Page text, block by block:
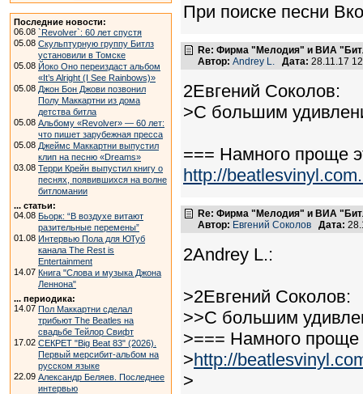
Последние новости:
06.08 `Revolver`: 60 лет спустя
05.08 Скульптурную группу Битлз
установили в Томске
05.08 Йоко Оно переиздаст альбом
«It’s Alright (I See Rainbows)»
05.08 Джон Бон Джови позвонил
Полу Маккартни из дома
детства битла
05.08 Альбому «Revolver» — 60 лет:
что пишет зарубежная пресса
05.08 Джеймс Маккартни выпустил
клип на песню «Dreams»
03.08 Терри Крейн выпустил книгу о
песнях, появившихся на волне
битломании
... статьи:
04.08 Бьорк: “В воздухе витают
разительные перемены”
01.08 Интервью Пола для ЮТуб
канала The Rest is
Entertainment
14.07 Книга "Слова и музыка Джона
Леннона"
... периодика:
14.07 Пол Маккартни сделал
трибьют The Beatles на
свадьбе Тейлор Свифт
17.02 СЕКРЕТ "Big Beat 83" (2026).
Первый мерсибит-альбом на
русском языке
22.09 Александр Беляев. Последнее
интервью
При поиске песни
Re: Фирма "Мелодия" и ВИА
Автор: Andrey L. Дата: 28.11.17
2Евгений Соколов:
>С большим
=== Намного проще
http://
Re: Фирма "Мелодия" и ВИА
Автор: Евгений Соколов Дата:
2Andrey L.:
>2Евгений Соколов:
>>С большим
>=== Намного проще
>http://
>